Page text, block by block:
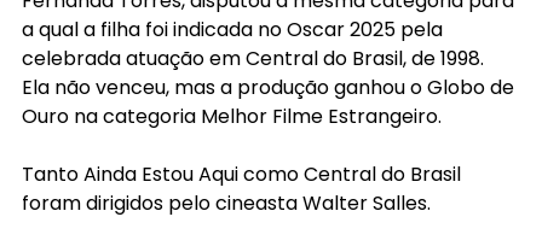
a qual a filha foi indicada no Oscar 2025 pela
celebrada atuação em Central do Brasil, de 1998.
Ela não venceu, mas a produção ganhou o Globo de
Ouro na categoria Melhor Filme Estrangeiro.
Tanto Ainda Estou Aqui como Central do Brasil
foram dirigidos pelo cineasta Walter Salles.